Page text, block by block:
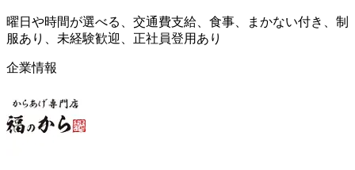
曜日や時間が選べる、交通費支給、食事、まかない付き、制
服あり、未経験歓迎、正社員登用あり
企業情報